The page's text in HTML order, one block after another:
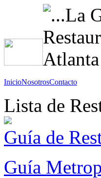
InicioNosotrosContacto
Lista de
Guía de
Guía